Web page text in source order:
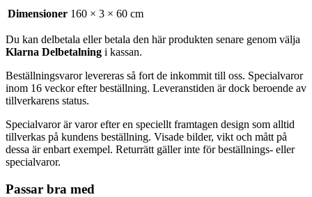
Dimensioner 160 × 3 × 60 cm
Du kan delbetala eller betala den här produkten senare genom välja
Klarna Delbetalning i kassan.
Beställningsvaror levereras så fort de inkommit till oss. Specialvaror
inom 16 veckor efter beställning. Leveranstiden är dock beroende av
tillverkarens status.
Specialvaror är varor efter en speciellt framtagen design som alltid
tillverkas på kundens beställning. Visade bilder, vikt och mått på
dessa är enbart exempel. Returrätt gäller inte för beställnings- eller
specialvaror.
Passar bra med